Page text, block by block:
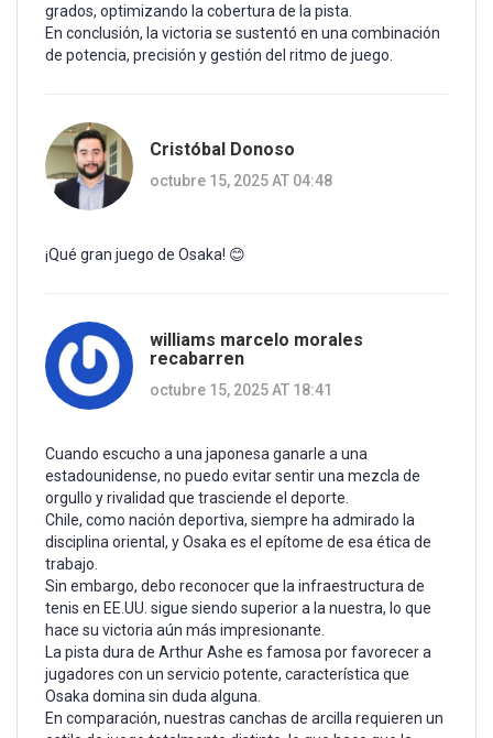
grados, optimizando la cobertura de la pista.
En conclusión, la victoria se sustentó en una combinación
de potencia, precisión y gestión del ritmo de juego.
Cristóbal Donoso
octubre 15, 2025 AT 04:48
¡Qué gran juego de Osaka! 😊
williams marcelo morales
recabarren
octubre 15, 2025 AT 18:41
Cuando escucho a una japonesa ganarle a una
estadounidense, no puedo evitar sentir una mezcla de
orgullo y rivalidad que trasciende el deporte.
Chile, como nación deportiva, siempre ha admirado la
disciplina oriental, y Osaka es el epítome de esa ética de
trabajo.
Sin embargo, debo reconocer que la infraestructura de
tenis en EE.UU. sigue siendo superior a la nuestra, lo que
hace su victoria aún más impresionante.
La pista dura de Arthur Ashe es famosa por favorecer a
jugadores con un servicio potente, característica que
Osaka domina sin duda alguna.
En comparación, nuestras canchas de arcilla requieren un